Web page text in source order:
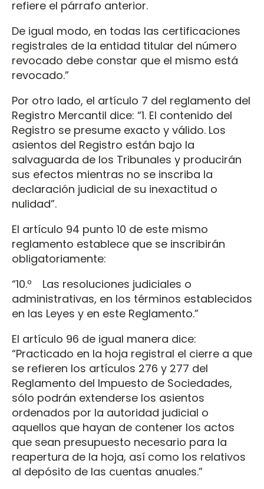
refiere el párrafo anterior.
De igual modo, en todas las certificaciones
registrales de la entidad titular del número
revocado debe constar que el mismo está
revocado.”
Por otro lado, el artículo 7 del reglamento del
Registro Mercantil dice: “1. El contenido del
Registro se presume exacto y válido. Los
asientos del Registro están bajo la
salvaguarda de los Tribunales y producirán
sus efectos mientras no se inscriba la
declaración judicial de su inexactitud o
nulidad”.
El artículo 94 punto 10 de este mismo
reglamento establece que se inscribirán
obligatoriamente:
“10.º Las resoluciones judiciales o
administrativas, en los términos establecidos
en las Leyes y en este Reglamento.”
El artículo 96 de igual manera dice:
“Practicado en la hoja registral el cierre a que
se refieren los artículos 276 y 277 del
Reglamento del Impuesto de Sociedades,
sólo podrán extenderse los asientos
ordenados por la autoridad judicial o
aquellos que hayan de contener los actos
que sean presupuesto necesario para la
reapertura de la hoja, así como los relativos
al depósito de las cuentas anuales.”